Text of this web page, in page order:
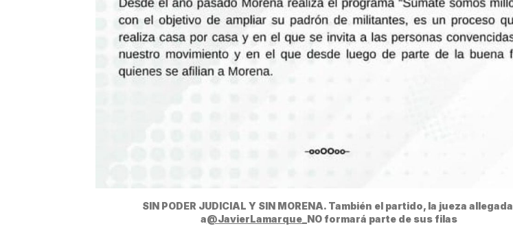
SIN PODER JUDICIAL Y SIN MORENA. También el partido, la jueza allegada
a@JavierLamarque_ NO formará parte de sus filas